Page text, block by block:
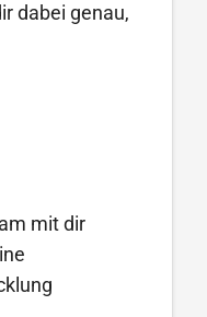
dabei genau,
mit dir